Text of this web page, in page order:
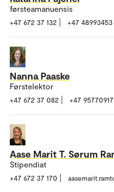
førsteamanuensis
+47 672 37 132 +47 48993453
Nanna Paaske
Førstelektor
+47 672 37 082 +47 95770917
Aase Marit T. Sørum
Stipendiat
+47 672 37 170